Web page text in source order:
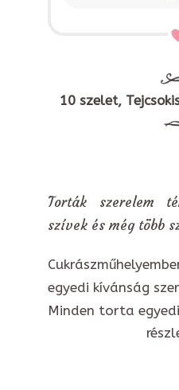
10 szelet,
Torták szerelem
szívek és még több
egyedi kívánság
Minden torta